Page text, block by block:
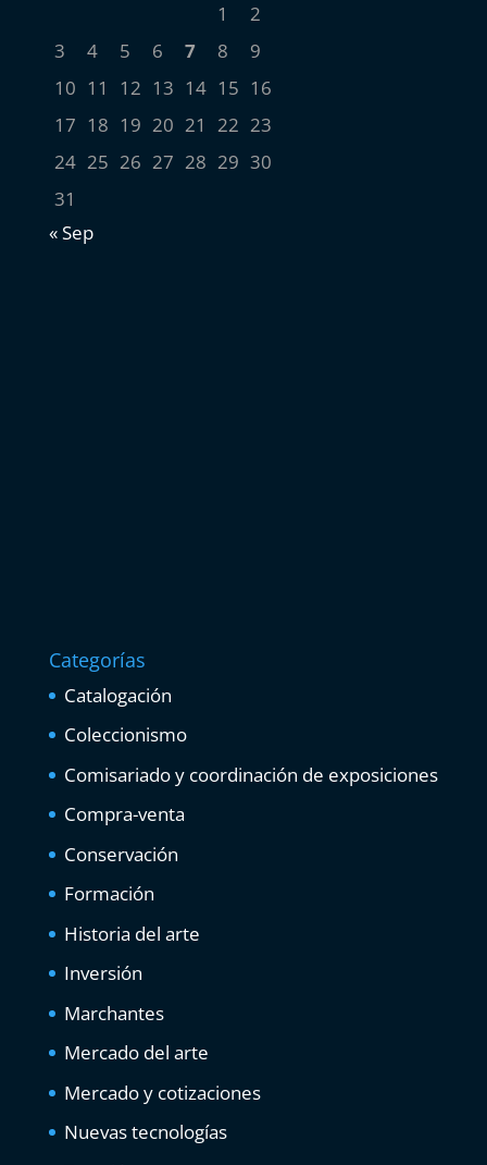
1
2
3
4 5 6 7 8
9
10 11 12 13 14 15 16
17 18 19 20 21 22 23
24 25 26 27 28 29 30
31
« Sep
Categorías
Catalogación
Coleccionismo
Comisariado y coordinación de exposiciones
Compra-venta
Conservación
Formación
Historia del arte
Inversión
Marchantes
Mercado del arte
Mercado y cotizaciones
Nuevas tecnologías